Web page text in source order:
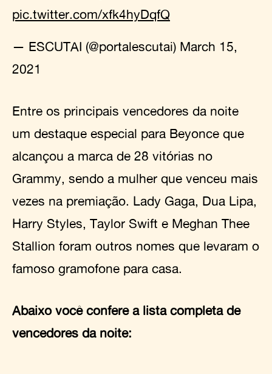
pic.twitter.com/xfk4hyDqfQ
— ESCUTAI (@portalescutai) March 15,
2021
Entre os principais vencedores da noite
um destaque especial para Beyonce que
alcançou a marca de 28 vitórias no
Grammy, sendo a mulher que venceu mais
vezes na premiação. Lady Gaga, Dua Lipa,
Harry Styles, Taylor Swift e Meghan Thee
Stallion foram outros nomes que levaram o
famoso gramofone para casa.
Abaixo você confere a lista completa de
vencedores da noite: